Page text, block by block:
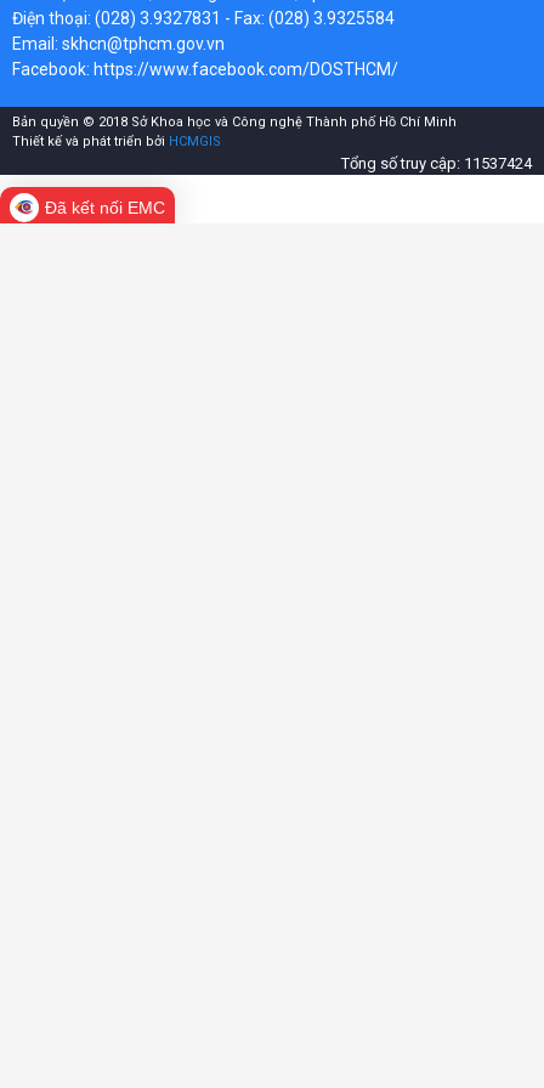
Điện thoại: (028) 3.9327831 - Fax: (028) 3.9325584
Email: skhcn@tphcm.gov.vn
Facebook: https://www.facebook.com/DOSTHCM/
Bản quyền © 2018 Sở Khoa học và Công nghệ Thành phố Hồ Chí Minh
Thiết kế và phát triển bởi HCMGIS
Tổng số truy cập: 11537424
Đã kết nối EMC